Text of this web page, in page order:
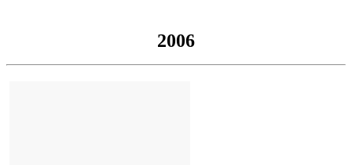
2006